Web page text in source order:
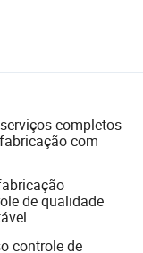
completos
com
de qualidade
controle de